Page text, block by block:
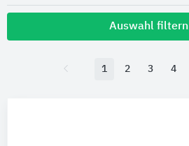
Auswahl filtern
1 2 3 4